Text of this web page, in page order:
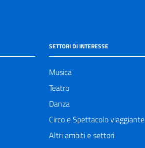
SETTORI DI INTERESSE
Musica
Teatro
Danza
Circo e Spettacolo viaggiante
Altri ambiti e settori